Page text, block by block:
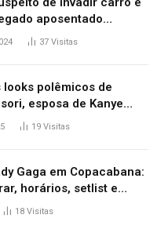
aposentado
no trânsito
37 Visitas
looks polêmicos de
esposa de Kanye
nua no Grammy
19 Visitas
Gaga em Copacabana:
horários, setlist e
18 Visitas